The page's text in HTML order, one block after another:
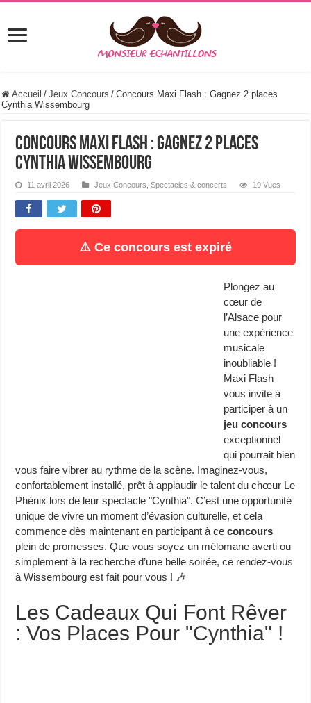
Accueil / Jeux Concours / Concours Maxi Flash : Gagnez 2 places
Cynthia Wissembourg
Concours Maxi Flash : Gagnez 2 places
Cynthia Wissembourg
11 avril 2026 Jeux Concours ,Spectacles & concerts 19 Vues
⚠️ Ce concours est expiré
Plongez au
cœur de
l’Alsace pour
une expérience
musicale
inoubliable !
Maxi Flash
vous invite à
participer à un
jeu concours
exceptionnel
qui pourrait bien
vous faire vibrer au rythme de la scène. Imaginez-vous,
confortablement installé, prêt à applaudir le talent du chœur Le
Phénix lors de leur spectacle "Cynthia". C’est une opportunité
unique de vivre un moment d’évasion culturelle, et cela
commence dès maintenant en participant à ceconcours
plein de promesses. Que vous soyez un mélomane averti ou
simplement à la recherche d’une belle soirée, ce rendez-vous
à Wissembourg est fait pour vous ! 🎶
Les Cadeaux Qui Font Rêver
: Vos Places Pour "Cynthia" !